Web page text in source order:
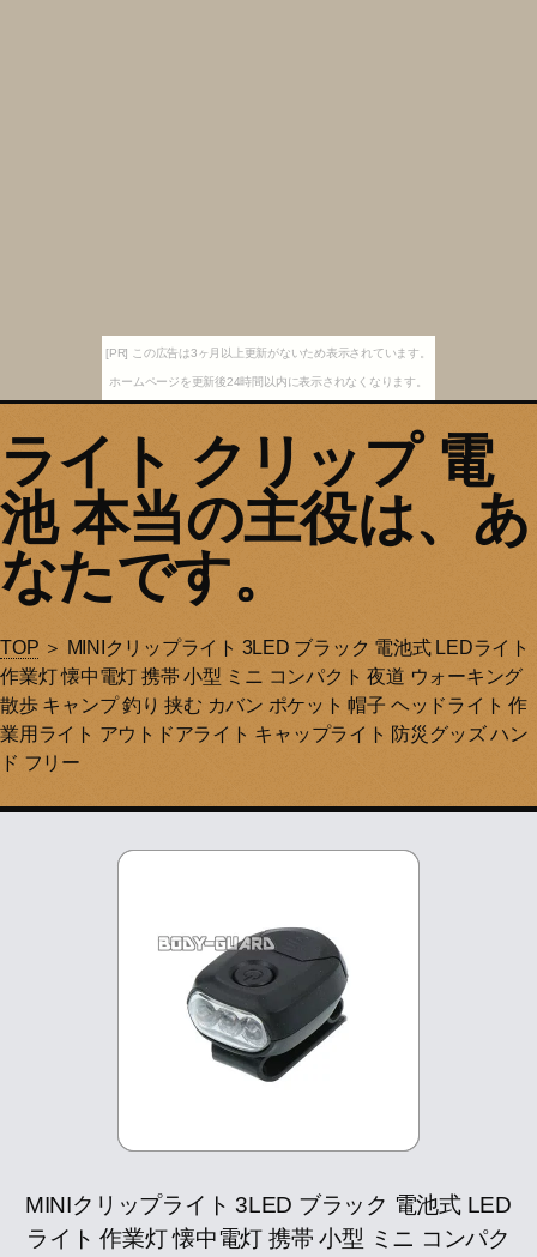
[PR] この広告は3ヶ月以上更新がないため表示されています。
ホームページを更新後24時間以内に表示されなくなります。
ライト クリップ 電
池 本当の主役は、あ
なたです。
TOP ＞ MINIクリップライト 3LED ブラック 電池式 LEDライト
作業灯 懐中電灯 携帯 小型 ミニ コンパクト 夜道 ウォーキング
散歩 キャンプ 釣り 挟む カバン ポケット 帽子 ヘッドライト 作
業用ライト アウトドアライト キャップライト 防災グッズ ハン
ド フリー
MINIクリップライト 3LED ブラック 電池式 LED
ライト 作業灯 懐中電灯 携帯 小型 ミニ コンパク